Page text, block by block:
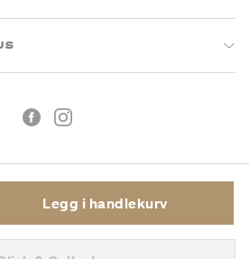
Legg i handlekurv